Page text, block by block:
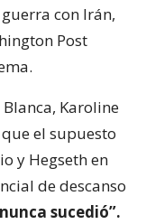
con Irán,
Post
Karoline
el supuesto
y Hegseth en
de descanso
sucedió”.